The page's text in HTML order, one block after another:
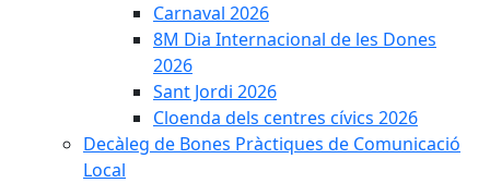
Carnaval 2026
8M Dia Internacional de les Dones
2026
Sant Jordi 2026
Cloenda dels centres cívics 2026
Decàleg de Bones Pràctiques de Comunicació
Local